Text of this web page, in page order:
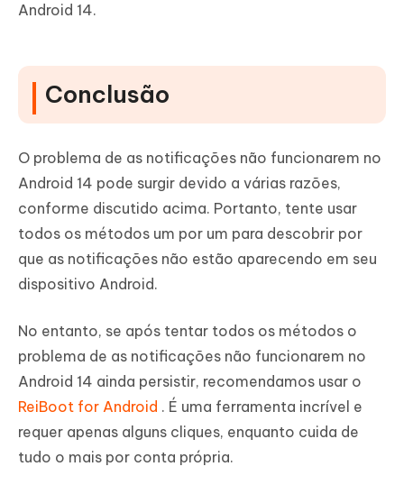
Android 14.
Conclusão
O problema de as notificações não funcionarem no
Android 14 pode surgir devido a várias razões,
conforme discutido acima. Portanto, tente usar
todos os métodos um por um para descobrir por
que as notificações não estão aparecendo em seu
dispositivo Android.
No entanto, se após tentar todos os métodos o
problema de as notificações não funcionarem no
Android 14 ainda persistir, recomendamos usar o
ReiBoot for Android . É uma ferramenta incrível e
requer apenas alguns cliques, enquanto cuida de
tudo o mais por conta própria.